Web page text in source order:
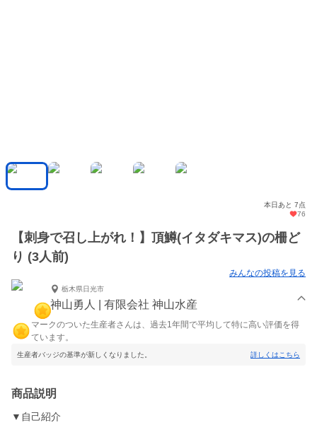
本日あと 7点
76
【刺身で召し上がれ！】頂鱒(イタダキマス)の柵ど
り (3人前)
みんなの投稿を見る
栃木県日光市
神山勇人 | 有限会社 神山水産
マークのついた生産者さんは、過去1年間で平均して特に高い評価を得
ています。
生産者バッジの基準が新しくなりました。 詳しくはこちら
商品説明
▼自己紹介